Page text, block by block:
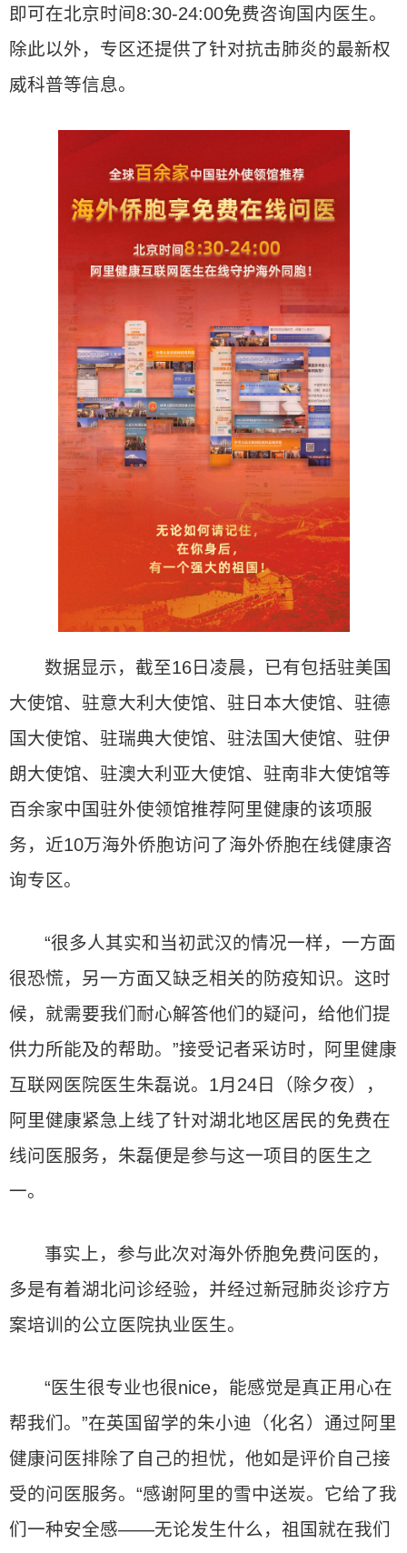
即可在北京时间8:30-24:00免费咨询国内医生。
除此以外，专区还提供了针对抗击肺炎的最新权
威科普等信息。
数据显示，截至16日凌晨，已有包括驻美国
大使馆、驻意大利大使馆、驻日本大使馆、驻德
国大使馆、驻瑞典大使馆、驻法国大使馆、驻伊
朗大使馆、驻澳大利亚大使馆、驻南非大使馆等
百余家中国驻外使领馆推荐阿里健康的该项服
务，近10万海外侨胞访问了海外侨胞在线健康咨
询专区。
“很多人其实和当初武汉的情况一样，一方面
很恐慌，另一方面又缺乏相关的防疫知识。这时
候，就需要我们耐心解答他们的疑问，给他们提
供力所能及的帮助。”接受记者采访时，阿里健康
互联网医院医生朱磊说。1月24日（除夕夜），
阿里健康紧急上线了针对湖北地区居民的免费在
线问医服务，朱磊便是参与这一项目的医生之
一。
事实上，参与此次对海外侨胞免费问医的，
多是有着湖北问诊经验，并经过新冠肺炎诊疗方
案培训的公立医院执业医生。
“医生很专业也很nice，能感觉是真正用心在
帮我们。”在英国留学的朱小迪（化名）通过阿里
健康问医排除了自己的担忧，他如是评价自己接
受的问医服务。“感谢阿里的雪中送炭。它给了我
们一种安全感——无论发生什么，祖国就在我们